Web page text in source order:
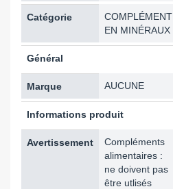
Catégorie
COMPLÉMENT
EN MINÉRAUX
Général
Marque AUCUNE
Informations produit
Avertissement
Compléments
alimentaires :
ne doivent pas
être utlisés